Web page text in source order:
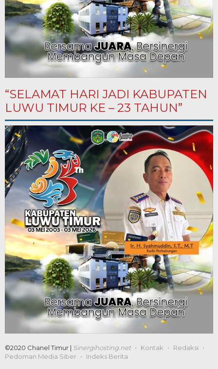
“SELAMAT HARI JADI KABUPATEN
LUWU TIMUR KE – 23 TAHUN”
©2020 Chanel Timur | Sinergihosting.net Kontak
Redaksi
Pedoman Media Siber
Indeks Berita